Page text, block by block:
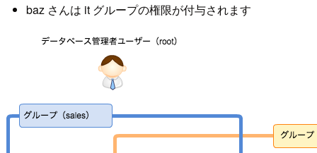
baz さんは it グループの権限が付与されます